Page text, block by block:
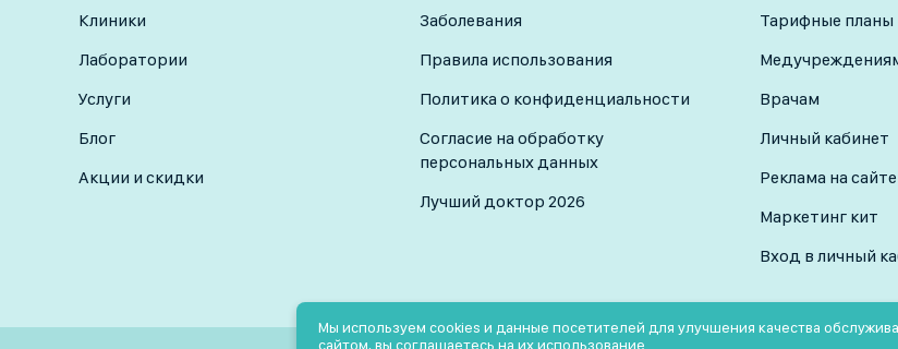
Клиники
Лаборатории
Услуги
Блог
Акции и скидки
Заболевания
Правила использования
Политика о конфиденциальности
Согласие на обработку
персональных данных
Лучший доктор 2026
Тарифные планы
Врачам
Личный кабинет
Реклама на сайте
Маркетинг кит
Вход в личный
Мы используем cookies и данные посетителей для улучшения качества
сайтом, вы соглашаетесь на их использование.